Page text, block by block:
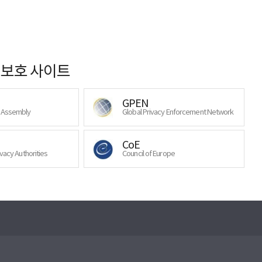
호 사이트
GPEN
Global Privacy Enforcement Network
Authorities
CoE
Council of Europe